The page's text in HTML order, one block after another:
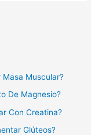
Masa Muscular?
De Magnesio?
Con Creatina?
Glúteos?